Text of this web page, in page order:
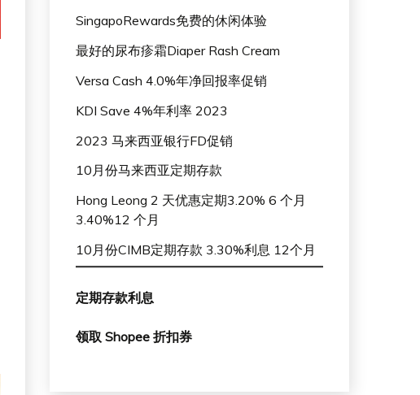
SingapoRewards免费的休闲体验
最好的尿布疹霜Diaper Rash Cream
Versa Cash 4.0%年净回报率促销
KDI Save 4%年利率 2023
2023 马来西亚银行FD促销
10月份马来西亚定期存款
Hong Leong 2 天优惠定期3.20% 6 个月
3.40%12 个月
10月份CIMB定期存款 3.30%利息 12个月
定期存款利息
领取 Shopee 折扣券